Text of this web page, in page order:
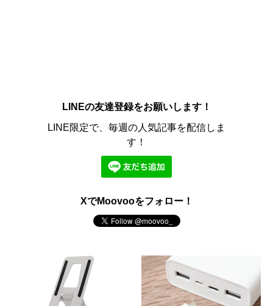
LINEの友達登録をお願いします！
LINE限定で、毎週の人気記事を配信しま
す！
XでMoovooをフォロー！